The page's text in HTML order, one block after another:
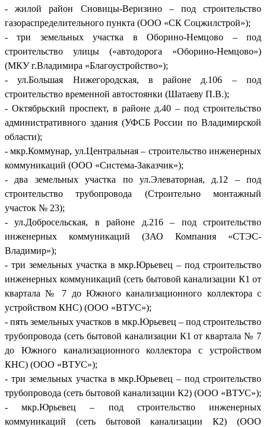
- жилой район Сновицы-Веризино – под строительство
газораспределительного пункта (ООО «СК Соцжилстрой»);
- три земельных участка в Оборино-Немцово – под
строительство улицы («автодорога «Оборино-Немцово»)
(МКУ г.Владимира «Благоустройство»);
- ул.Большая Нижегородская, в районе д.106 – под
строительство временной автостоянки (Шатаеву П.В.);
- Октябрьский проспект, в районе д.40 – под строительство
административного здания (УФСБ России по Владимирской
области);
- мкр.Коммунар, ул.Центральная – строительство инженерных
коммуникаций (ООО «Система-Заказчик»);
- два земельных участка по ул.Элеваторная, д.12 – под
строительство трубопровода (Строительно монтажный
участок № 23);
- ул.Добросельская, в районе д.216 – под строительство
инженерных коммуникаций (ЗАО Компания «СТЭС-
Владимир»);
- три земельных участка в мкр.Юрьевец – под строительство
инженерных коммуникаций (сеть бытовой канализации К1 от
квартала № 7 до Южного канализационного коллектора с
устройством КНС) (ООО «ВТУС»);
- пять земельных участков в мкр.Юрьевец – под строительство
трубопровода (сеть бытовой канализации К1 от квартала № 7
до Южного канализационного коллектора с устройством
КНС) (ООО «ВТУС»);
- три земельных участка в мкр.Юрьевец – под строительство
трубопровода (сеть бытовой канализации К2) (ООО «ВТУС»);
- мкр.Юрьевец – под строительство инженерных
коммуникаций (сеть бытовой канализации К2) (ООО